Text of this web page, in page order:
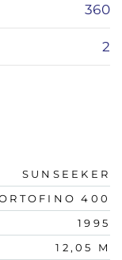
360
2
SUNSEEKER
400
1995
12,05 M